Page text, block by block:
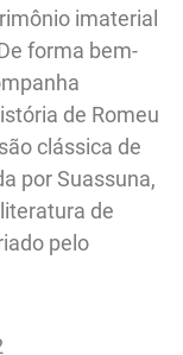
imaterial
forma bem-
de Romeu
clássica de
por Suassuna,
de
pelo